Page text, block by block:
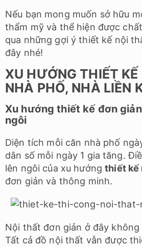
Nếu bạn mong muốn sở hữu
thẩm mỹ và thể hiện được
qua những gợi ý thiết kế nội
đây nhé!
XU HƯỚNG THIẾT
NHÀ PHỐ, NHÀ LIỀN
Xu hướng thiết kế đơn
ngôi
Diện tích mỗi căn nhà phố
dân số mỗi ngày 1 gia tăng.
lên ngôi của xu hướngthiết kế
đơn giản và thông minh.
Nội thất đơn giản ở đây không
Tất cả đồ nội thất vẫn được